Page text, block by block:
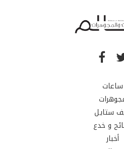
ساعات
ستايل
و خدع
أخبار